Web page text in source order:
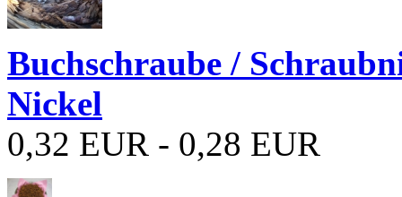
Buchschraube /
Nickel
0,32 EUR - 0,28 EUR